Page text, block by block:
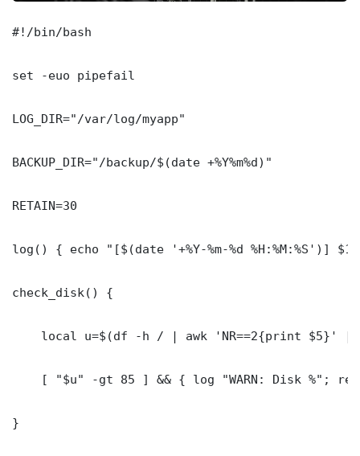
#!/bin/bash
set -euo pipefail
LOG_DIR="/var/log/myapp"
BACKUP_DIR="/backup/$(date +%Y%m%d)"
RETAIN=30
log() { echo "[$(date '+%Y-%m-%d %H:%M:%S')]
check_disk() {
local u=$(df -h / | awk 'NR==2{print $5}' |
[ "$u" -gt 85 ] && { log "WARN: Disk %";
}